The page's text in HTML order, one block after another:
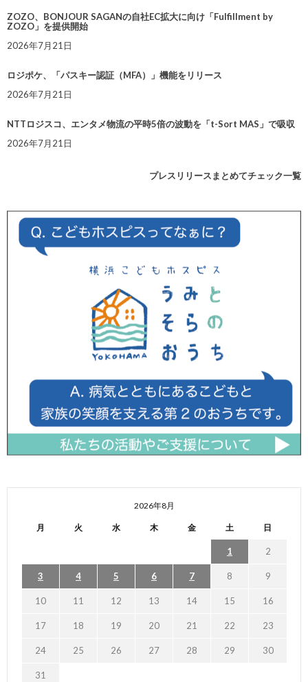
ZOZO、BONJOUR SAGANの自社EC拡大に向け「Fulfillment by
ZOZO」を提供開始
2026年7月21日
ロジポケ、「パスキー認証（MFA）」機能をリリース
2026年7月21日
NTTロジスコ、エンタメ物流の平時5倍の波動を「t-Sort MAS」で吸収
2026年7月21日
プレスリリースまとめてチェック一覧
2026年8月
月 火 水 木 金 土 日
1 2
3 4 5 6 7 8 9
10 11 12 13 14 15 16
17 18 19 20 21 22 23
24 25 26 27 28 29 30
31